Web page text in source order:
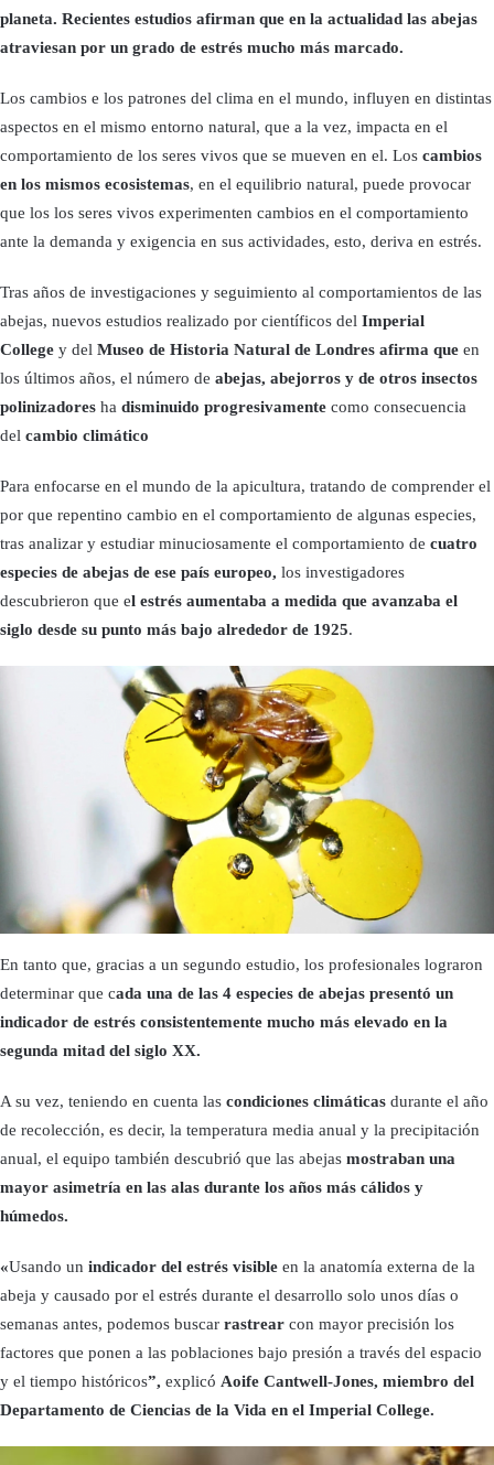
planeta. Recientes estudios afirman que en la actualidad las abejas
atraviesan por un grado de estrés mucho más marcado.
Los cambios e los patrones del clima en el mundo, influyen en distintas
aspectos en el mismo entorno natural, que a la vez, impacta en el
comportamiento de los seres vivos que se mueven en el. Los cambios
en los mismos ecosistemas, en el equilibrio natural, puede provocar
que los los seres vivos experimenten cambios en el comportamiento
ante la demanda y exigencia en sus actividades, esto, deriva en estrés.
Tras años de investigaciones y seguimiento al comportamientos de las
abejas, nuevos estudios realizado por científicos del Imperial
College y del Museo de Historia Natural de Londres afirma que en
los últimos años, el número de abejas, abejorros y de otros insectos
polinizadores ha disminuido progresivamente como consecuencia
del cambio climático
Para enfocarse en el mundo de la apicultura, tratando de comprender el
por que repentino cambio en el comportamiento de algunas especies,
tras analizar y estudiar minuciosamente el comportamiento de cuatro
especies de abejas de ese país europeo, los investigadores
descubrieron que el estrés aumentaba a medida que avanzaba el
siglo desde su punto más bajo alrededor de 1925.
En tanto que, gracias a un segundo estudio, los profesionales lograron
determinar que cada una de las 4 especies de abejas presentó un
indicador de estrés consistentemente mucho más elevado en la
segunda mitad del siglo XX.
A su vez, teniendo en cuenta las condiciones climáticas durante el año
de recolección, es decir, la temperatura media anual y la precipitación
anual, el equipo también descubrió que las abejas mostraban una
mayor asimetría en las alas durante los años más cálidos y
húmedos.
«Usando un indicador del estrés visible en la anatomía externa de la
abeja y causado por el estrés durante el desarrollo solo unos días o
semanas antes, podemos buscar rastrear con mayor precisión los
factores que ponen a las poblaciones bajo presión a través del espacio
y el tiempo históricos”, explicó Aoife Cantwell-Jones, miembro del
Departamento de Ciencias de la Vida en el Imperial College.